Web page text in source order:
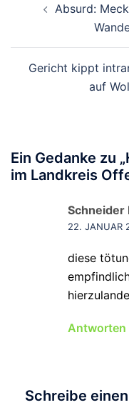
Absurd:
Gericht kippt
auf
Ein Gedanke zu „
im Landkreis
Schneider
22. JANUAR
diese
Antworten
Schreibe